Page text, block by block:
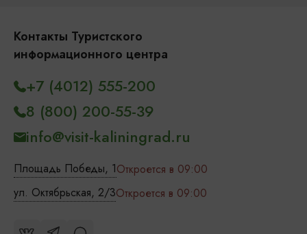
Контакты Туристского
информационного центра
Площадь Победы, 1Откроется в 09:00
ул. Октябрьская, 2/3Откроется в 09:00
+7 (4012) 555-200
8 (800) 200-55-39
info@visit-kaliningrad.ru